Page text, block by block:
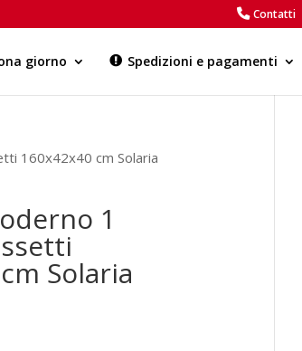
Contatti
giorno Spedizioni e pagamenti
Products
160x42x40 cm Solaria
1
Solaria